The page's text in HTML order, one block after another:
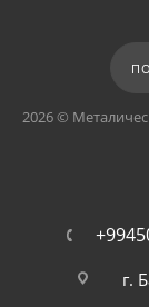
2026 ©
г.